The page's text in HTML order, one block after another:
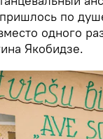
по
одного
Якобидзе.